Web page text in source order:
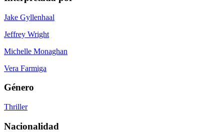
Jake Gyllenhaal
Jeffrey Wright
Michelle Monaghan
Vera Farmiga
Género
Thriller
Nacionalidad